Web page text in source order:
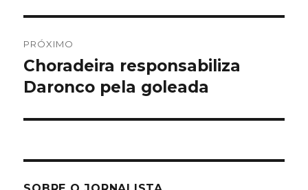
PRÓXIMO
Próximo
post:
Choradeira responsabiliza
Daronco pela goleada